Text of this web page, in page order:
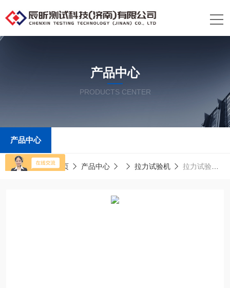
产品中心
PRODUCTS CENTER
产品中心
当前位置：首页 产品中心 拉力试验机 拉力试验设备 专业生产试验机厂家